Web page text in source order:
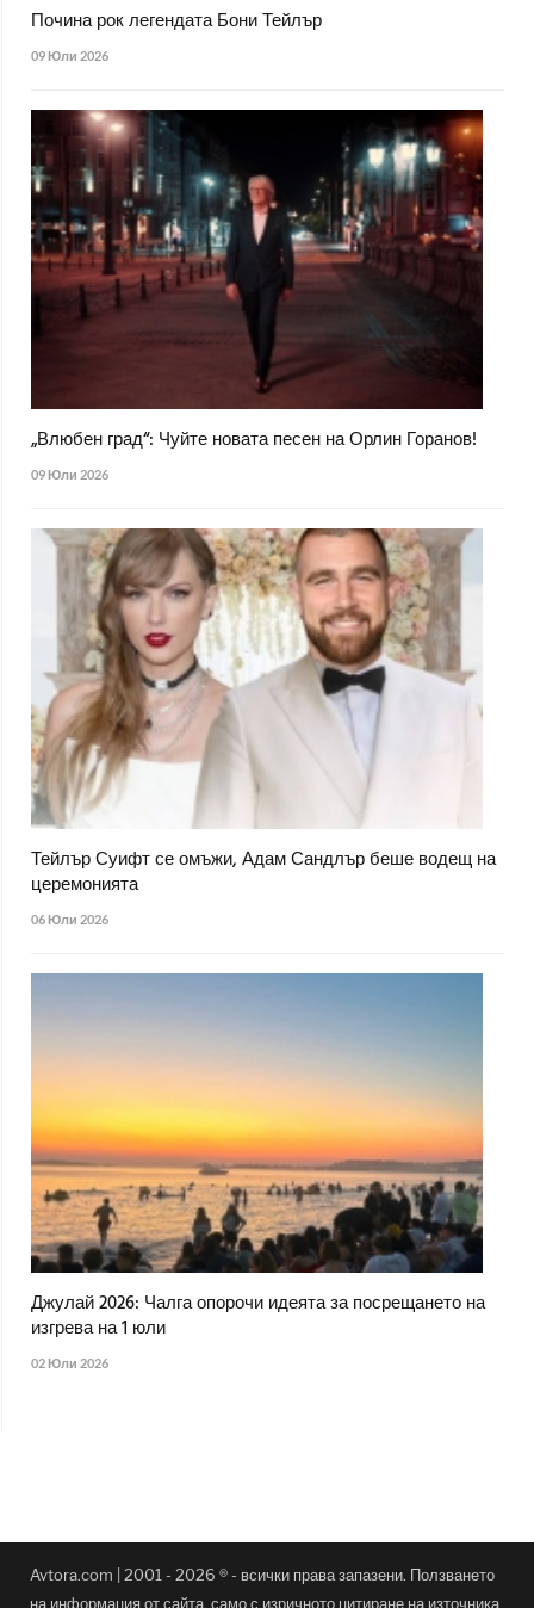
Почина рок легендата Бони Тейлър
09 Юли 2026
„Влюбен град“: Чуйте новата песен на Орлин Горанов!
09 Юли 2026
Тейлър Суифт се омъжи, Адам Сандлър беше водещ на
церемонията
06 Юли 2026
Джулай 2026: Чалга опорочи идеята за посрещането на
изгрева на 1 юли
02 Юли 2026
Avtora.com | 2001 - 2026 ® - всички права запазени. Ползването
на информация от сайта, само с изричното цитиране на източника